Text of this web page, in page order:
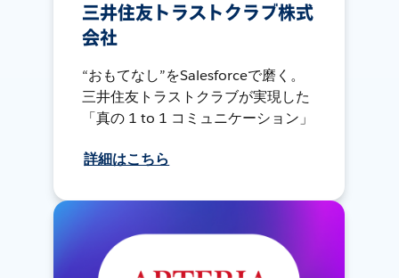
三井住友トラストクラブ株式
会社
“おもてなし”をSalesforceで磨く。
三井住友トラストクラブが実現した
「真の 1 to 1 コミュニケーション」
詳細はこちら